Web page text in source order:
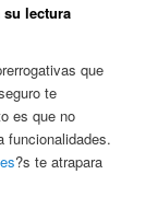
lectura
que
te
es que no
funcionalidades.
?s te atrapara